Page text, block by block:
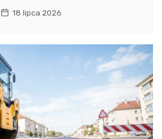
18 lipca 2026